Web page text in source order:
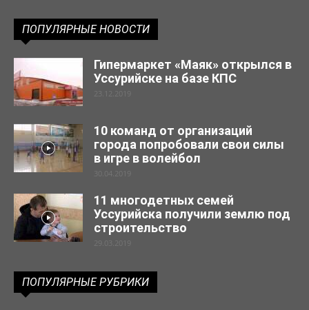
ПОПУЛЯРНЫЕ НОВОСТИ
Гипермаркет «Маяк» открылся в
Уссурийске на базе КПС
23.12.2019
10 команд от организаций
города попробовали свои силы
в игре в волейбол
30.04.2019
11 многодетных семей
Уссурийска получили землю под
строительство
29.03.2019
ПОПУЛЯРНЫЕ РУБРИКИ